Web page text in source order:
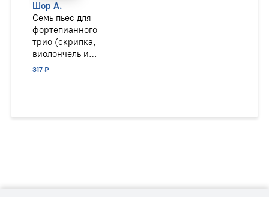
Шор А.
Семь пьес для
фортепианного
трио (скрипка,
виолончель и
фортепиано)
317 ₽